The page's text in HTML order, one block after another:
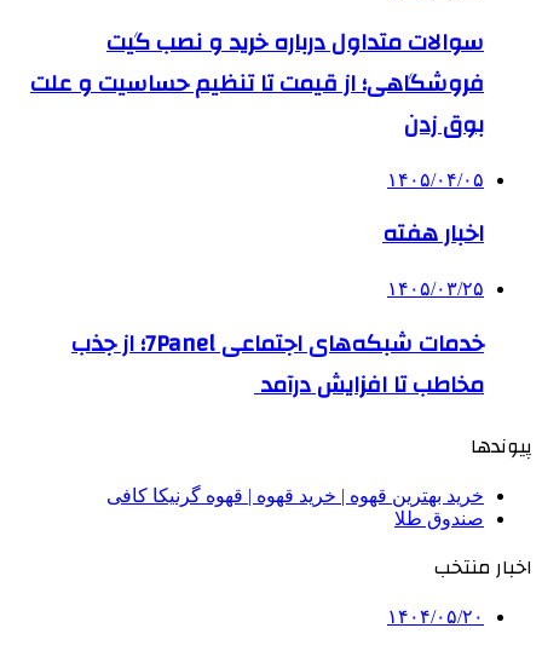
سوالات متداول درباره خرید و نصب گیت
فروشگاهی؛ از قیمت تا تنظیم حساسیت و علت
بوق زدن
۱۴۰۵/۰۴/۰۵
اخبار هفته
۱۴۰۵/۰۳/۲۵
خدمات شبکه‌های اجتماعی 7Panel؛ از جذب
مخاطب تا افزایش درآمد
پیوندها
خرید بهترین قهوه | خرید قهوه | قهوه گرنیکا کافی
صندوق طلا
اخبار منتخب
۱۴۰۴/۰۵/۲۰